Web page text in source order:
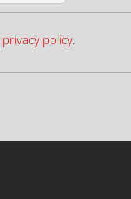
privacy policy.